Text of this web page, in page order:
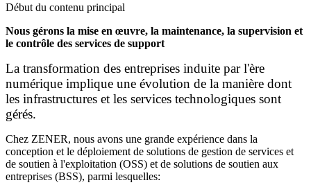
Début du contenu principal
Nous gérons la mise en œuvre, la maintenance, la supervision et
le contrôle des services de support
La transformation des entreprises induite par l'ère
numérique implique une évolution de la manière dont
les infrastructures et les services technologiques sont
gérés.
Chez ZENER, nous avons une grande expérience dans la
conception et le déploiement de solutions de gestion de services et
de soutien à l'exploitation (OSS) et de solutions de soutien aux
entreprises (BSS), parmi lesquelles: